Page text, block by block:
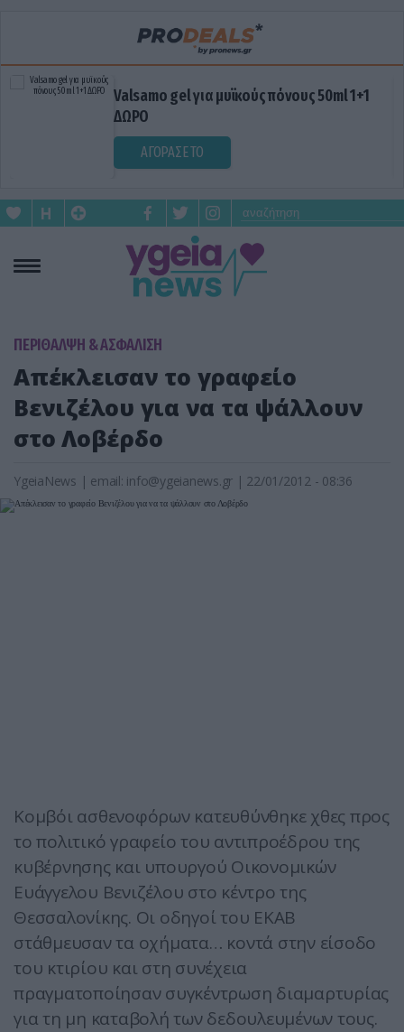
Valsamo gel για μυϊκούς πόνους 50ml 1+1
ΔΩΡΟ
ΑΓΟΡΑΣΕ ΤΟ
ΠΕΡΙΘΑΛΨΗ & ΑΣΦΑΛΙΣΗ
Απέκλεισαν το γραφείο
Βενιζέλου για να τα ψάλλουν
στο Λοβέρδο
YgeiaNews | email: info@ygeianews.gr | 22/01/2012 - 08:36
Κομβόι ασθενοφόρων κατευθύνθηκε χθες προς
το πολιτικό γραφείο του αντιπροέδρου της
κυβέρνησης και υπουργού Οικονομικών
Ευάγγελου Βενιζέλου στο κέντρο της
Θεσσαλονίκης. Οι οδηγοί του ΕΚΑΒ
στάθμευσαν τα οχήματα… κοντά στην είσοδο
του κτιρίου και στη συνέχεια
πραγματοποίησαν συγκέντρωση διαμαρτυρίας
για τη μη καταβολή των δεδουλευμένων τους.